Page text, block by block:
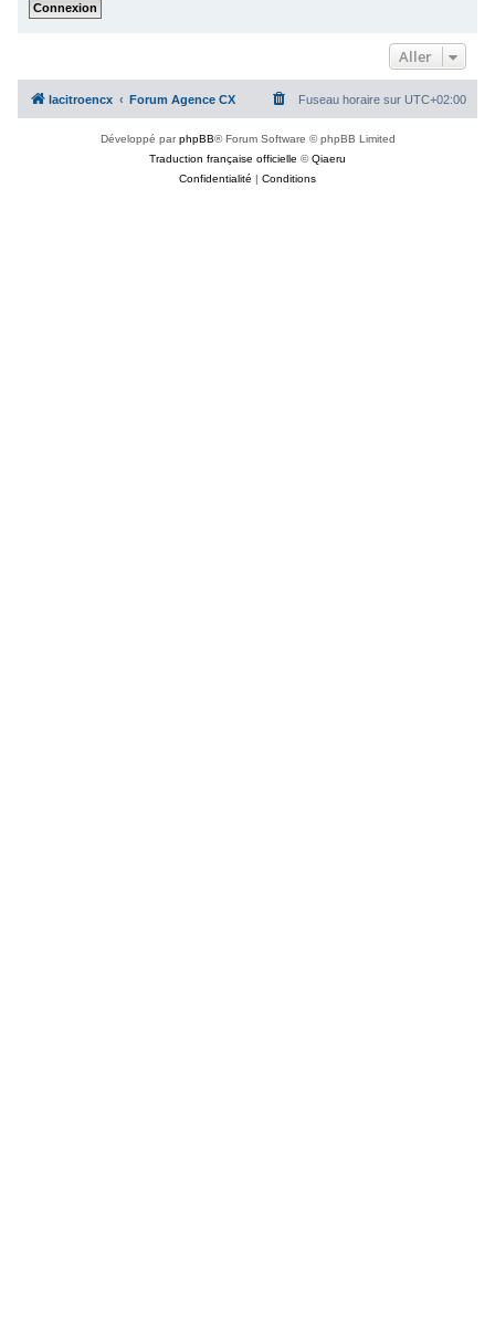
Aller
lacitroencx Forum Agence CX Fuseau horaire sur UTC+02:00
Développé parphpBB® Forum Software © phpBB Limited
Traduction française officielle ©Qiaeru
Confidentialité | Conditions